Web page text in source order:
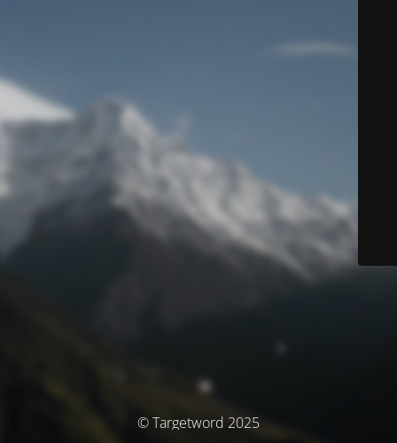
© Targetword 2025